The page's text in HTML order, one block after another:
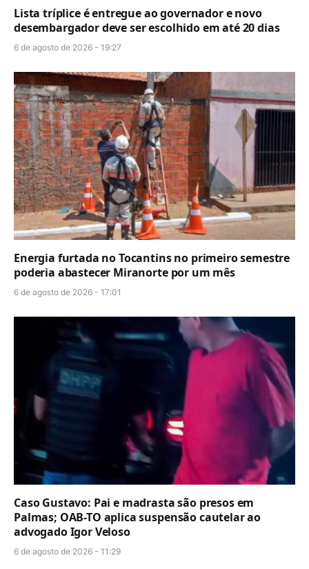
Lista tríplice é entregue ao governador e novo
desembargador deve ser escolhido em até 20 dias
6 de agosto de 2026 - 19:27
Energia furtada no Tocantins no primeiro semestre
poderia abastecer Miranorte por um mês
6 de agosto de 2026 - 17:01
Caso Gustavo: Pai e madrasta são presos em
Palmas; OAB-TO aplica suspensão cautelar ao
advogado Igor Veloso
6 de agosto de 2026 - 11:29